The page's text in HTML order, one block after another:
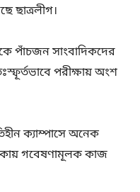
ছাত্রলীগ।
পাঁচজন সাংবাদিকদের
পরীক্ষায় অংশ
ক্যাম্পাসে অনেক
গবেষণামূলক কাজ